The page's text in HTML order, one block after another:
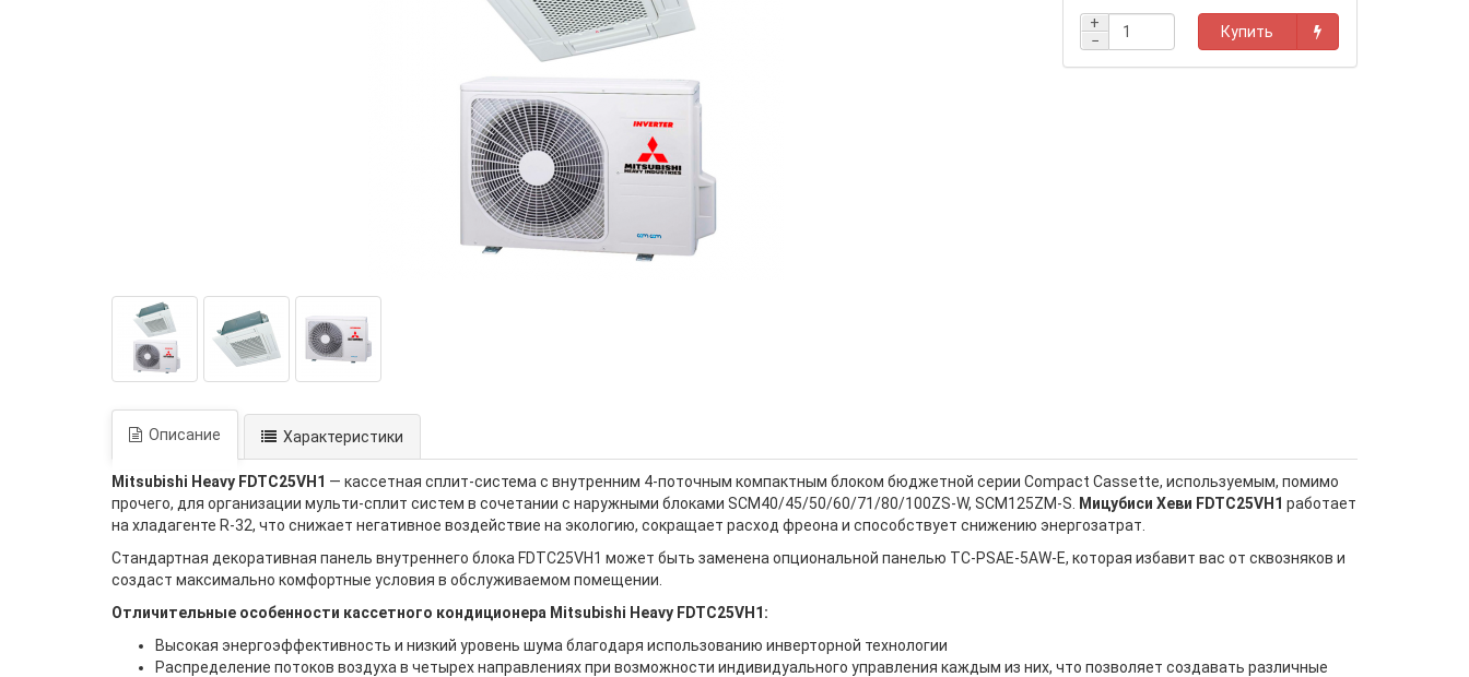
+
−
Купить
Описание Характеристики
Mitsubishi Heavy FDTC25VH1 — кассетная сплит-система с внутренним 4-поточным компактным блоком бюджетной серии Compact Cassette, используемым, помимо
прочего, для организации мульти-сплит систем в сочетании с наружными блоками SCM40/45/50/60/71/80/100ZS-W, SCM125ZM-S.
Мицубиси Хеви FDTC25VH1 работает
на хладагенте R-32, что снижает негативное воздействие на экологию, сокращает расход фреона и способствует снижению энергозатрат.
Стандартная декоративная панель внутреннего блока FDTC25VH1 может быть заменена опциональной панелью TC-PSAE-5AW-E, которая избавит вас от сквозняков и
создаст максимально комфортные условия в обслуживаемом помещении.
Отличительные особенности кассетного кондиционера Mitsubishi Heavy FDTC25VH1:
Высокая энергоэффективность и низкий уровень шума благодаря использованию инверторной технологии
Распределение потоков воздуха в четырех направлениях при возможности индивидуального управления каждым из них, что позволяет создавать различные